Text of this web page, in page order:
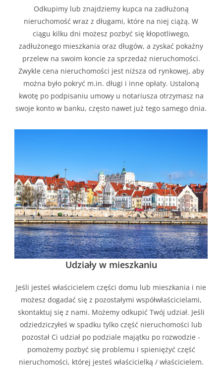
Odkupimy lub znajdziemy kupca na zadłużoną
nieruchomość wraz z długami, które na niej ciążą. W
ciągu kilku dni możesz pozbyć się kłopotliwego,
zadłużonego mieszkania oraz długów, a zyskać pokaźny
przelew na swoim koncie za sprzedaż nieruchomości.
Zwykle cena nieruchomości jest niższa od rynkowej, aby
można było pokryć m.in. długi i inne opłaty. Ustaloną
kwotę po podpisaniu umowy u notariusza otrzymasz na
swoje konto w banku, często nawet już tego samego dnia.
Udziały w mieszkaniu
Jeśli jesteś właścicielem części domu lub mieszkania i nie
możesz dogadać się z pozostałymi współwłaścicielami,
skontaktuj się z nami. Możemy odkupić Twój udział. Jeśli
odziedziczyłeś w spadku tylko część nieruchomości lub
pozostał Ci udział po podziale majątku po rozwodzie -
pomożemy pozbyć się problemu i spieniężyć część
nieruchomości, której jesteś właścicielką / właścicielem.